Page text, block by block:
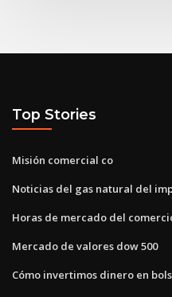
Top Stories
Misión comercial co
Noticias del gas natural del
Horas de mercado del
Mercado de valores dow 500
Cómo invertimos dinero en